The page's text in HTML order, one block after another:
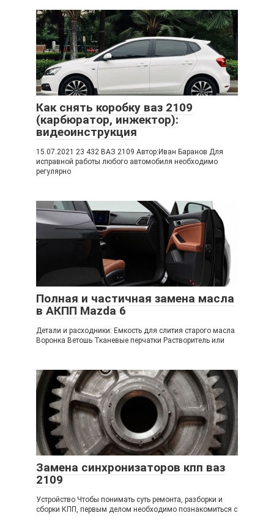
Как снять коробку ваз 2109
(карбюратор, инжектор):
видеоинструкция
15.07.2021 23 432 ВАЗ 2109 Автор:Иван Баранов Для
исправной работы любого автомобиля необходимо
регулярно
Полная и частичная замена масла
в АКПП Mazda 6
Детали и расходники: Емкость для слития старого масла
Воронка Ветошь Тканевые перчатки Растворитель или
Замена синхронизаторов кпп ваз
2109
Устройство Чтобы понимать суть ремонта, разборки и
сборки КПП, первым делом необходимо познакомиться с